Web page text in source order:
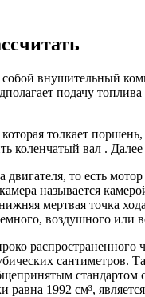
внушительный
подачу топлива
которая толкает
коленчатый вал .
то есть
называется
мертвая точка
воздушного
равна 1992 см³,